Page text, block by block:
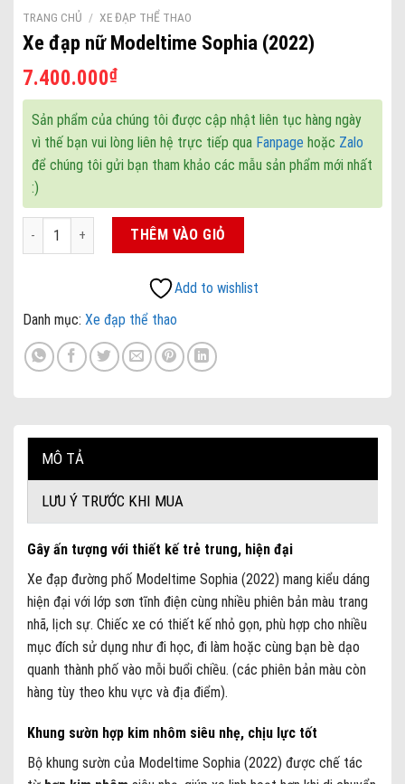
TRANG CHỦ / XE ĐẠP THỂ THAO
Xe đạp nữ Modeltime Sophia (2022)
7.400.000₫
Sản phẩm của chúng tôi được cập nhật liên tục hàng ngày
vì thế bạn vui lòng liên hệ trực tiếp qua Fanpage hoặc Zalo
để chúng tôi gửi bạn tham khảo các mẫu sản phẩm mới nhất
:)
Xe đạp nữ Modeltime Sophia (2022) số lượng
THÊM VÀO GIỎ
Add to wishlist
Danh mục: Xe đạp thể thao
MÔ TẢ
LƯU Ý TRƯỚC KHI MUA
Gây ấn tượng với thiết kế trẻ trung, hiện đại
Xe đạp đường phố Modeltime Sophia (2022) mang kiểu dáng
hiện đại với lớp sơn tĩnh điện cùng nhiều phiên bản màu trang
nhã, lịch sự. Chiếc xe có thiết kế nhỏ gọn, phù hợp cho nhiều
mục đích sử dụng như đi học, đi làm hoặc cùng bạn bè dạo
quanh thành phố vào mỗi buổi chiều. (các phiên bản màu còn
hàng tùy theo khu vực và địa điểm).
Khung sườn hợp kim nhôm siêu nhẹ, chịu lực tốt
Bộ khung sườn của Modeltime Sophia (2022) được chế tác